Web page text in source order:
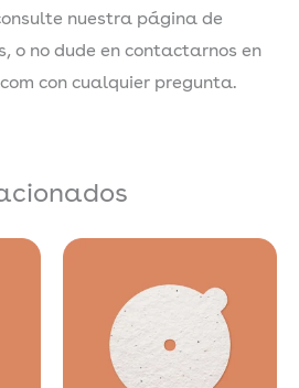
nuestra página de
o no dude en contactarnos en
con cualquier pregunta.